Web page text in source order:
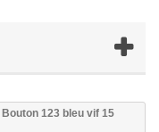
Bouton 123 bleu vif 15